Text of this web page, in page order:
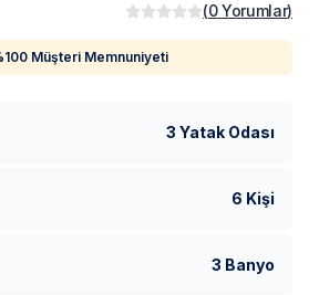
(0 Yorumlar)
Müşteri Memnuniyeti
3 Yatak Odası
6 Kişi
3 Banyo